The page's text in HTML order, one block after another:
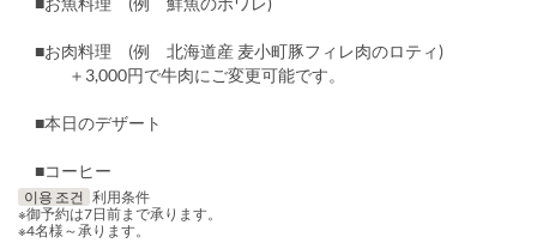
■お肉料理 (例 北海道産 麦小町豚フィレ肉のロティ)
＋3,000円で牛肉にご変更可能です。
■本日のデザート
■コーヒー
이용 조건 利用条件
※御予約は7日前まで承ります。
※4名様～承ります。